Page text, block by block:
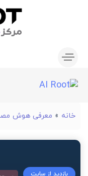
خانه » معرفی هوش
بازدید از سایت